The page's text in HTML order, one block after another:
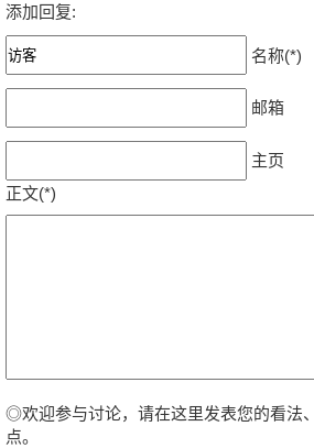
添加回复:
名称(*)
邮箱
主页
正文(*)
◎欢迎参与讨论，请在这里发表您的看法
点。